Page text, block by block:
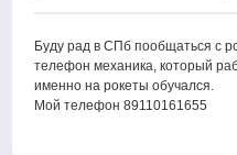
Буду рад в СПб пообщаться с
телефон механика, который
именно на рокеты обучался.
Мой телефон 89110161655